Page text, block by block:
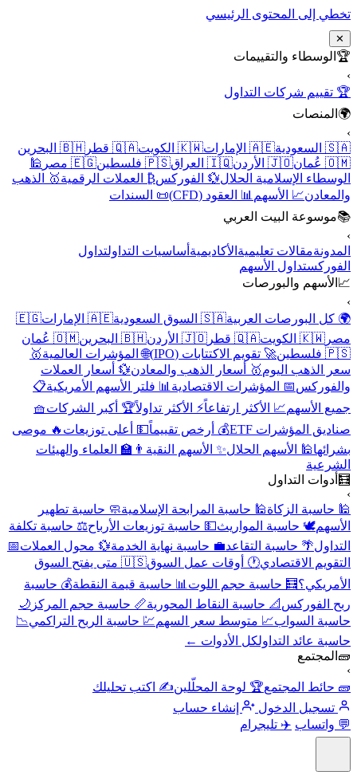
تخطي إلى المحتوى الرئيسي
✕
🏆 الوسطاء والتقييمات
›
🏆 تقييم شركات التداول
🌍 المنصات
›
🇸🇦 السعودية
🇦🇪 الإمارات 🇰🇼 الكويت 🇶🇦 قطر
🇧🇭 البحرين
🇴🇲 عُمان
🇯🇴 الأردن 🇮🇶 العراق 🇵🇸 فلسطين 🇪🇬 مصر
🕌
الوسطاء الإسلامية الحلال💱 الفوركس₿ العملات الرقمية🥇 الذهب
والمعادن📈 الأسهم 📊 العقود (CFD)
📜 السندات
📚موسوعة البيت العربي
›
المدونةمقالات تعليمية الأكاديمية أساسيات التداولتداول
الفوركستداول الأسهم
📈 الأسهم والبورصات
›
🌍 كل البورصات العربية🇸🇦 السوق السعودية 🇦🇪 الإمارات
🇪🇬
مصر 🇰🇼 الكويت 🇶🇦 قطر 🇯🇴 الأردن 🇧🇭 البحرين
🇴🇲 عُمان
🇵🇸 فلسطين
🚀 تقويم الاكتتابات (IPO) 🌐 المؤشرات العالمية🥇
سعر الذهب اليوم🥇 أسعار الذهب والمعادن💱 أسعار العملات
والفوركس📅 المؤشرات الاقتصادية 📊 فلتر الأسهم الأمريكية📋
جميع الأسهم📈 الأكثر ارتفاعاً⚡ الأكثر تداولاً🏆 أكبر الشركات🧺
صناديق المؤشرات ETF
💰 أرخص تقييماً💵 أعلى توزيعات 🔥 موصى
بشرائها🕌 الأسهم الحلال✨ الأسهم النقية 👨‍🏫 العلماء والهيئات
الشرعية
🧮 أدوات التداول
›
🕌 حاسبة الزكاة🕌 حاسبة المرابحة الإسلامية🧼 حاسبة تطهير
الأسهم🕊️ حاسبة المواريث💵 حاسبة توزيعات الأرباح⚖️ حاسبة تكلفة
التداول🌴 حاسبة التقاعد💼 حاسبة نهاية الخدمة💱 محول العملات📅
التقويم الاقتصادي🕐 أوقات عمل السوق
🇺🇸 متى يفتح السوق
الأمريكي؟🧮 حاسبة حجم اللوت 📊 حاسبة قيمة النقطة💰 حاسبة
ربح الفوركس 📐 حاسبة النقاط المحورية📏 حاسبة حجم المركز 🌙
حاسبة السواب📈 متوسط سعر السهم💹 حاسبة الربح التراكمي📉
حاسبة عائد التداولكل الأدوات ←
🧱 المجتمع
›
🧱 حائط المجتمع🏆 لوحة المحلّلين✍️ اكتب تحليلك
تسجيل الدخول
إنشاء حساب
💬 واتساب ✈️ تليجرام